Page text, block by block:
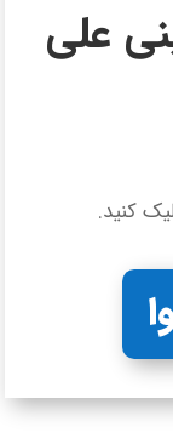
علی
کنید.